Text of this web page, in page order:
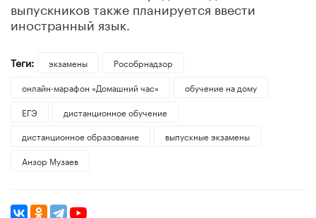
выпускников также планируется ввести
иностранный язык.
Теги: экзамены
Рособрнадзор
онлайн-марафон «Домашний час»
обучение на дому
ЕГЭ
дистанционное обучение
дистанционное образование
выпускные экзамены
Анзор Музаев